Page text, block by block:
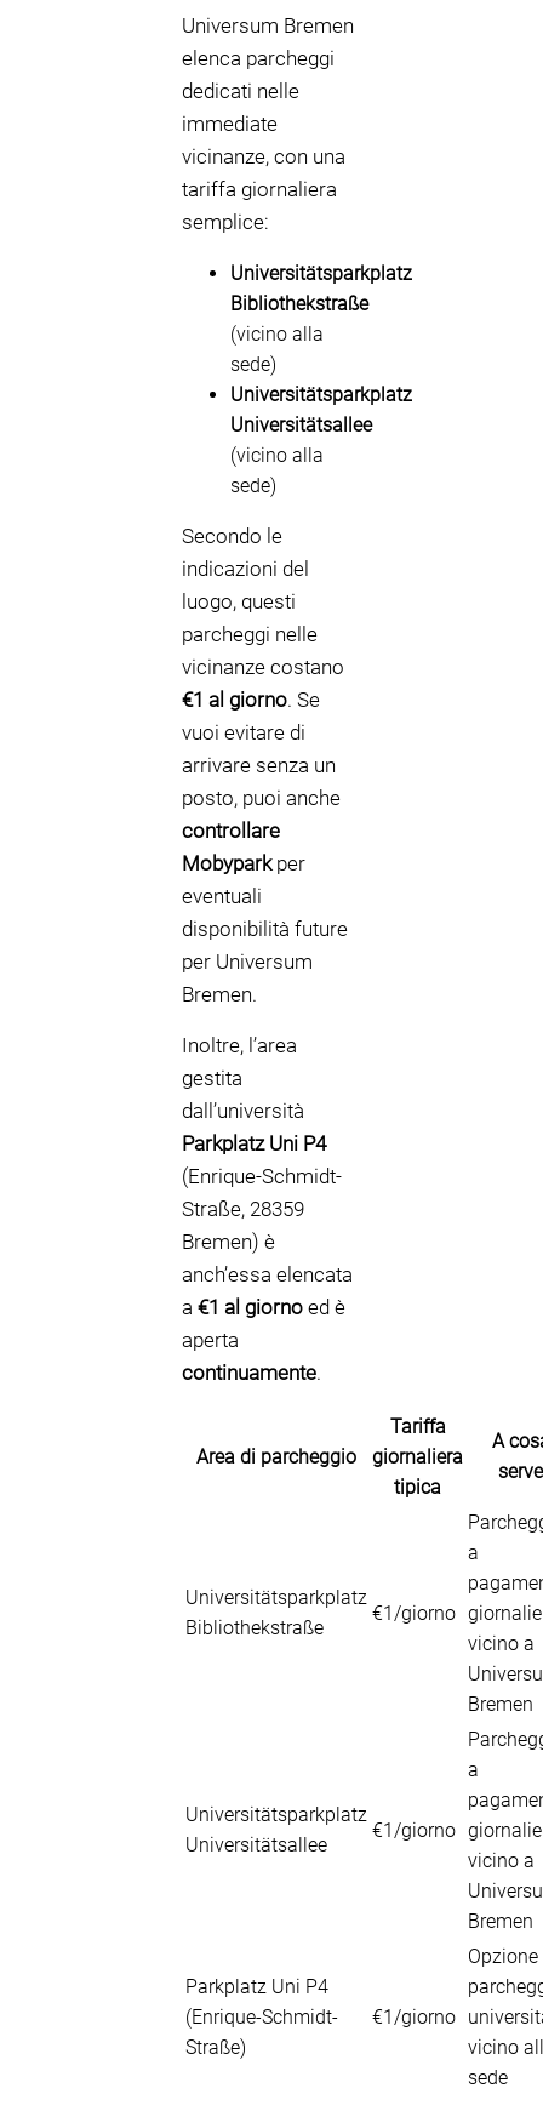
Universum Bremen
elenca parcheggi
dedicati nelle
immediate
vicinanze, con una
tariffa giornaliera
semplice:
Universitätsparkplatz
Bibliothekstraße
(vicino alla
sede)
Universitätsparkplatz
Universitätsallee
(vicino alla
sede)
Secondo le
indicazioni del
luogo, questi
parcheggi nelle
vicinanze costano
€1 al giorno. Se
vuoi evitare di
arrivare senza un
posto, puoi anche
controllare
Mobyparkper
eventuali
disponibilità future
per Universum
Bremen.
Inoltre, l’area
gestita
dall’università
Parkplatz Uni P4
(Enrique-Schmidt-
Straße, 28359
Bremen) è
anch’essa elencata
a €1 al giorno ed è
aperta
continuamente.
Area di parcheggio
Tariffa
giornaliera
tipica
A
serve
Universitätsparkplatz
Bibliothekstraße
€1/giorno
a
vicino a
Bremen
Universitätsparkplatz
Universitätsallee
€1/giorno
a
vicino a
Bremen
Parkplatz Uni P4
(Enrique-Schmidt-
Straße)
€1/giorno
Opzione
vicino
sede